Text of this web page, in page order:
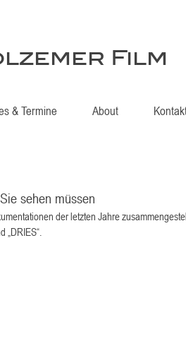
Film
& Termine About
sehen müssen
der letzten Jahre
„DRIES“.